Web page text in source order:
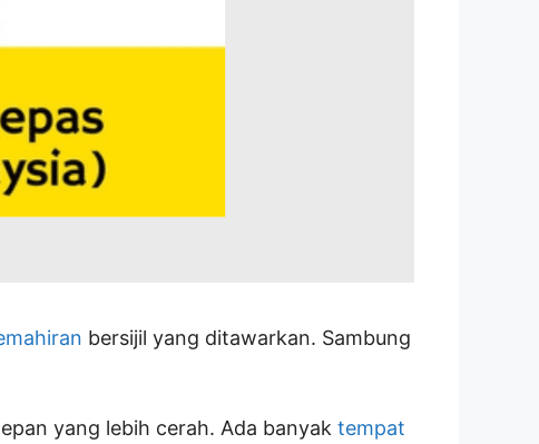
bersijil yang ditawarkan. Sambung
yang lebih cerah. Ada banyak tempat